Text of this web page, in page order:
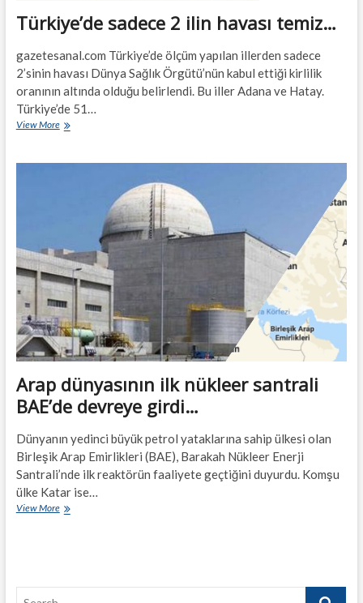
Türkiye’de sadece 2 ilin havası temiz…
gazetesanal.com Türkiye’de ölçüm yapılan illerden sadece
2’sinin havası Dünya Sağlık Örgütü’nün kabul ettiği kirlilik
oranının altında olduğu belirlendi. Bu iller Adana ve Hatay.
Türkiye’de 51…
View MoreTürkiye’de
ilin
Arap dünyasının ilk nükleer santrali
BAE’de devreye girdi…
Dünyanın yedinci büyük petrol yataklarına sahip ülkesi olan
Birleşik Arap Emirlikleri (BAE), Barakah Nükleer Enerji
Santrali’nde ilk reaktörün faaliyete geçtiğini duyurdu. Komşu
ülke Katar ise…
View MoreArap
Search